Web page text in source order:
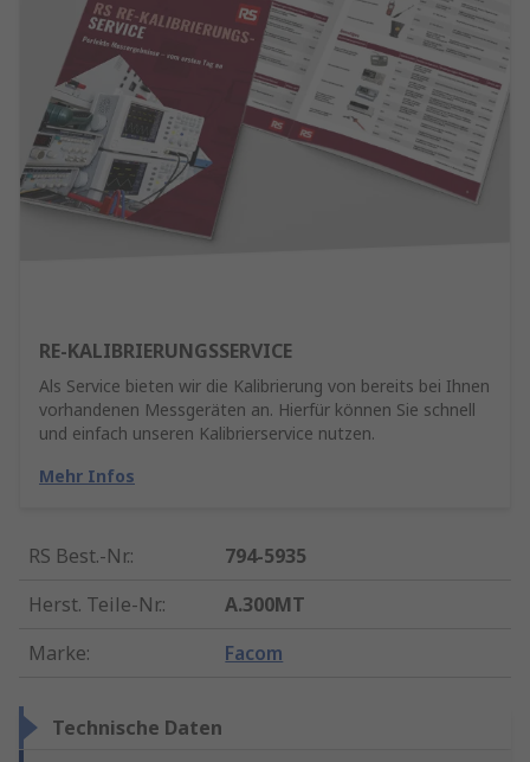
RE-KALIBRIERUNGSSERVICE
Als Service bieten wir die Kalibrierung von bereits bei Ihnen
vorhandenen Messgeräten an. Hierfür können Sie schnell
und einfach unseren Kalibrierservice nutzen.
Mehr Infos
RS Best.-Nr.:
794-5935
Herst. Teile-Nr.:
A.300MT
Marke: Facom
Technische Daten